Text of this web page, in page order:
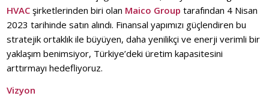
HVAC şirketlerinden biri olan Maico Group tarafından 4 Nisan
2023 tarihinde satın alındı. Finansal yapımızı güçlendiren bu
stratejik ortaklık ile büyüyen, daha yenilikçi ve enerji verimli bir
yaklaşım benimsiyor, Türkiye’deki üretim kapasitesini
arttırmayı hedefliyoruz.
Vizyon